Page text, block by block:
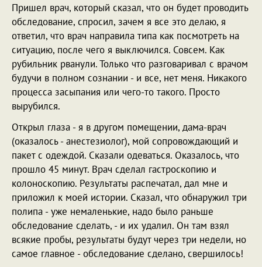
Пришел врач, который сказал, что он будет проводить
обследование, спросил, зачем я все это делаю, я
ответил, что врач направила типа как посмотреть на
ситуацию, после чего я выключился. Совсем. Как
рубильник рванули. Только что разговаривал с врачом
будучи в полном сознании - и все, нет меня. Никакого
процесса засыпания или чего-то такого. Просто
вырубился.
Открыл глаза - я в другом помещении, дама-врач
(оказалось - анестезиолог), мой сопровождающий и
пакет с одеждой. Сказали одеваться. Оказалось, что
прошло 45 минут. Врач сделал гастроскопию и
колоноскопию. Результаты распечатал, дал мне и
приложил к моей истории. Сказал, что обнаружил три
полипа - уже немаленькие, надо было раньше
обследование сделать, - и их удалил. Он там взял
всякие пробы, результаты будут через три недели, но
самое главное - обследование сделано, свершилось!